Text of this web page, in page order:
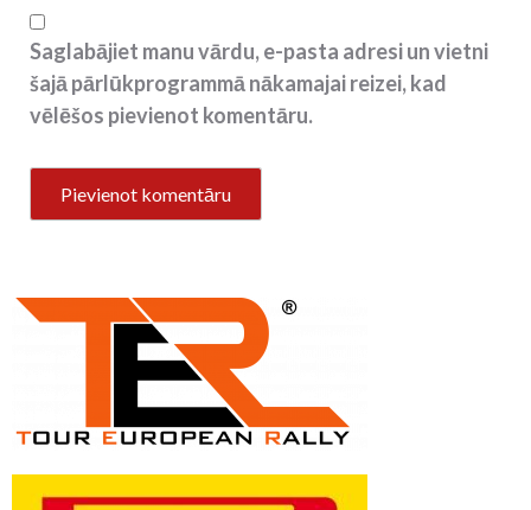
Saglabājiet manu vārdu, e-pasta adresi un vietni
šajā pārlūkprogrammā nākamajai reizei, kad
vēlēšos pievienot komentāru.